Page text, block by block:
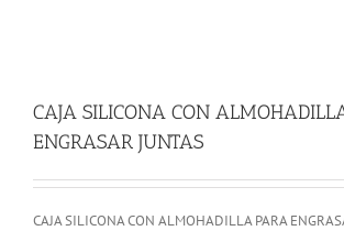
CAJA SILICONA CON
ENGRASAR JUNTAS
CAJA SILICONA CON ALMOHADILLA PARA